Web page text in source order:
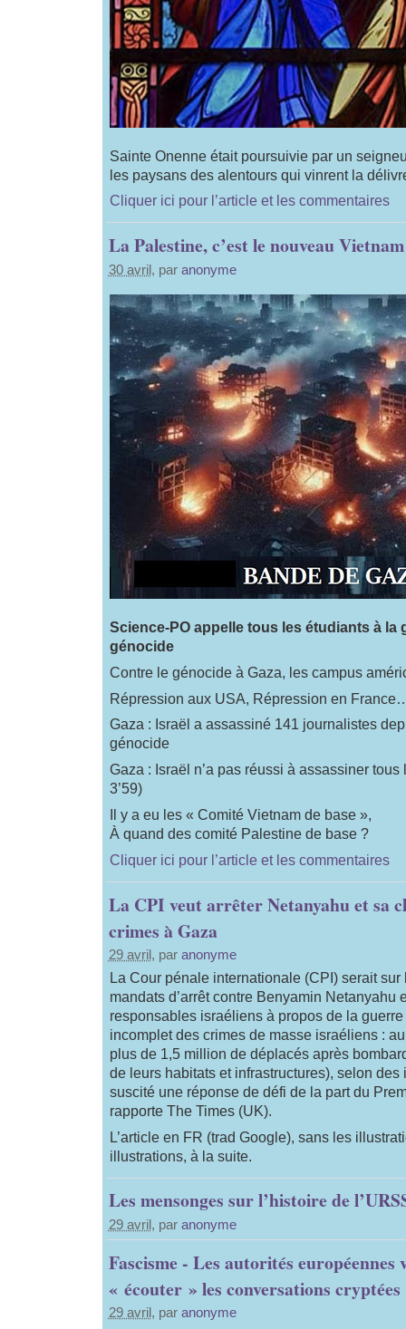
Sainte Onenne était poursuivie par un
les paysans des alentours qui vinrent la
Cliquer ici pour l’article et les commentaires
La Palestine, c’est le nouveau
30 avril , par anonyme
Science-PO appelle tous les étudiants à la
génocide
Contre le génocide à Gaza, les campus
Répression aux USA, Répression en
Gaza : Israël a assassiné 141 journalistes
génocide
Gaza : Israël n’a pas réussi à assassiner
3’59)
Il y a eu les « Comité Vietnam de base »,
À quand des comité Palestine de base ?
Cliquer ici pour l’article et les commentaires
La CPI veut arrêter Netanyahu et sa
crimes à Gaza
29 avril , par anonyme
La Cour pénale internationale (CPI) serait sur
mandats d’arrêt contre Benyamin Netanyahu
responsables israéliens à propos de la
incomplet des crimes de masse israéliens :
plus de 1,5 million de déplacés après
de leurs habitats et infrastructures), selon des
suscité une réponse de défi de la part du
rapporte The Times (UK).
L’article en FR (trad Google), sans les
illustrations, à la suite.
Les mensonges sur l’histoire de
29 avril , par anonyme
Fascisme - Les autorités européennes
« écouter » les conversations cryptées
29 avril , par anonyme